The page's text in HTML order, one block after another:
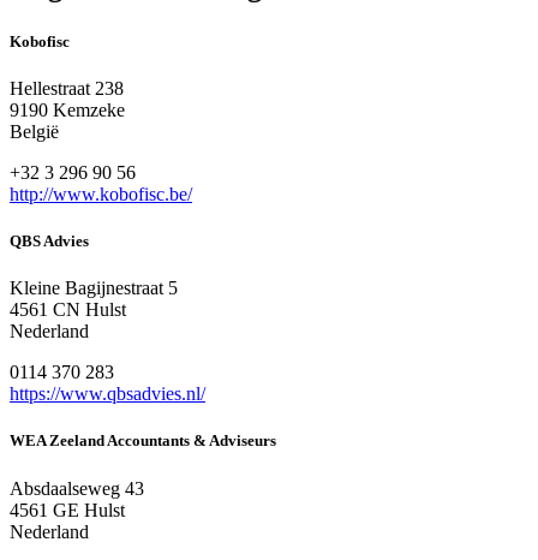
Kobofisc
Hellestraat 238
9190 Kemzeke
België
+32 3 296 90 56
http://www.kobofisc.be/
QBS Advies
Kleine Bagijnestraat 5
4561 CN Hulst
Nederland
0114 370 283
https://www.qbsadvies.nl/
WEA Zeeland Accountants & Adviseurs
Absdaalseweg 43
4561 GE Hulst
Nederland